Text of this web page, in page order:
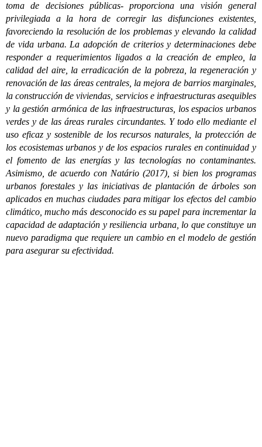
toma de decisiones públicas- proporciona una visión general
privilegiada a la hora de corregir las disfunciones existentes,
favoreciendo la resolución de los problemas y elevando la calidad
de vida urbana. La adopción de criterios y determinaciones debe
responder a requerimientos ligados a la creación de empleo, la
calidad del aire, la erradicación de la pobreza, la regeneración y
renovación de las áreas centrales, la mejora de barrios marginales,
la construcción de viviendas, servicios e infraestructuras asequibles
y la gestión armónica de las infraestructuras, los espacios urbanos
verdes y de las áreas rurales circundantes. Y todo ello mediante el
uso eficaz y sostenible de los recursos naturales, la protección de
los ecosistemas urbanos y de los espacios rurales en continuidad y
el fomento de las energías y las tecnologías no contaminantes.
Asimismo, de acuerdo con Natário (2017), si bien los programas
urbanos forestales y las iniciativas de plantación de árboles son
aplicados en muchas ciudades para mitigar los efectos del cambio
climático, mucho más desconocido es su papel para incrementar la
capacidad de adaptación y resiliencia urbana, lo que constituye un
nuevo paradigma que requiere un cambio en el modelo de gestión
para asegurar su efectividad.